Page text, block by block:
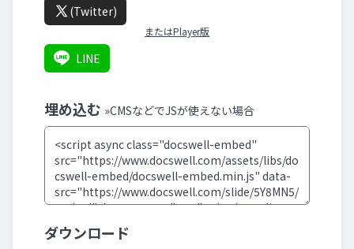
(Twitter)
またはPlayer版
LINE
埋め込む »CMSなどでJSが使えない場合
ダウンロード